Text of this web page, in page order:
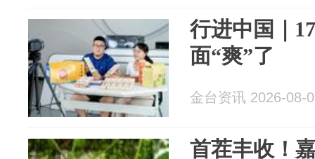
行进中国｜
面“爽”了
金台资讯 2026-08-
首茬丰收！